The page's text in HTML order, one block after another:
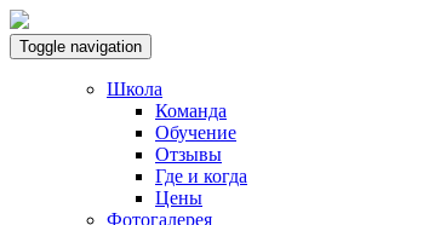
Toggle navigation
Школа
Команда
Обучение
Отзывы
Где и когда
Цены
Фотогалерея